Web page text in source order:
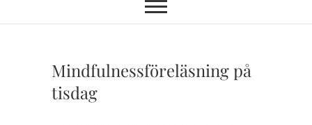
Mindfulnessföreläsning på
tisdag